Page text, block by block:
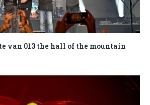
van 013 the hall of the mountain